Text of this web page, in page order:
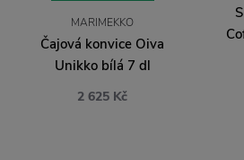
MARIMEKKO
Čajová konvice Oiva
Unikko bílá 7 dl
2 625 Kč